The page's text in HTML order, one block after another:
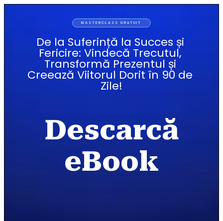
De la Suferință la Succes și
Fericire: Vindecă Trecutul,
Transformă Prezentul și
Creează Viitorul Dorit în 90 de
Zile!
MASTERCLASS GRATUIT
Descarcă
eBook